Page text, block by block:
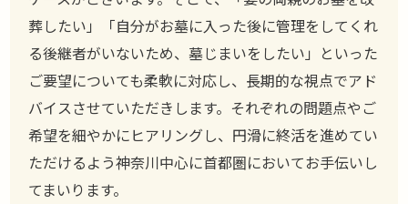
葬したい」「自分がお墓に入った後に管理をしてくれ
る後継者がいないため、墓じまいをしたい」といった
ご要望についても柔軟に対応し、長期的な視点でアド
バイスさせていただきします。それぞれの問題点やご
希望を細やかにヒアリングし、円滑に終活を進めてい
ただけるよう神奈川中心に首都圏においてお手伝いし
てまいります。